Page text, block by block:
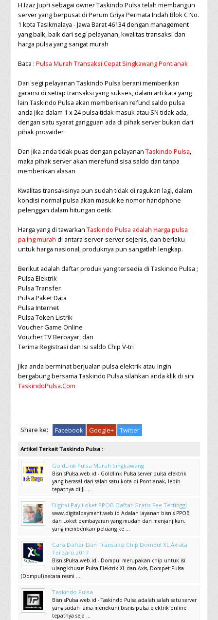
H.Izaz Jupri sebagai owner Taskindo Pulsa telah membangun
server yang berpusat di Perum Griya Permata Indah Blok C No.
1 kota Tasikmalaya - Jawa Barat 46134 dengan management
yang baik, baik dari segi pelayanan, kwalitas transaksi dan
harga pulsa yang sangat murah
Baca :Pulsa Murah Transaksi Cepat Singkawang Pontianak
Dari segi pelayanan Taskindo Pulsa berani memberikan
garansi di setiap transaksi yang sukses, dalam arti kata yang
lain Taskindo Pulsa akan memberikan refund saldo pulsa
anda jika dalam 1 x 24 pulsa tidak masuk atau SN tidak ada,
dengan satu syarat gangguan ada di pihak server bukan dari
pihak provaider
Dan jika anda tidak puas dengan pelayananTaskindo Pulsa,
maka pihak server akan merefund sisa saldo dan tanpa
memberikan alasan
Kwalitas transaksinya pun sudah tidak di ragukan lagi, dalam
kondisi normal pulsa akan masuk ke nomor handphone
pelenggan dalam hitungan detik
Harga yang di tawarkanTaskindo Pulsa adalah Harga pulsa
paling murah di antara server-server sejenis, dan berlaku
untuk harga nasional, produknya pun sangatlah lengkap.
Berikut adalah daftar produk yang tersedia di Taskindo Pulsa ;
Pulsa Elektrik
Pulsa Transfer
Pulsa Paket Data
Pulsa Internet
Pulsa Token Listrik
Voucher Game Online
Voucher TV Berbayar, dan
Terima Registrasi dan Isi saldo Chip V-tri
Jika anda berminat berjualan pulsa elektrik atau ingin
bergabung bersama Taskindo Pulsa silahkan anda klik di sini
TaskindoPulsa.Com
Share ke: Facebook Google+ Twitter
Artikel Terkait Taskindo Pulsa :
GoldLink Pulsa Murah Singkawang
BisnisPulsa.web.id - Goldlink Pulsa server pulsa elektrik
yang berasal dari salah satu kota di Pontianak, lebih
tepatnya di Jl. ...
Digital Pay Loket PPOB Daftar Gratis Fee Tertinggi
www.digitalpayment.web.id Adalah layanan bisnis PPOB
dan Loket pembayaran yang mudah dan menjanjikan,
yang memberikan peluang ke ...
Cara Daftar Dan Transaksi Chip Dompul XL Axiata
Terbaru 2017
BisnisPulsa.web.id - Dompul merupakan chip untuk isi
ulang khusus Pulsa Elektrik XL dan Axis, Dompet Pulsa
(Dompul) secara resmi ...
Taskindo Pulsa
BisnisPulsa.web.id - Taskindo Pulsa adalah salah satu server
yang sudah lama menekuni bisnis pulsa elektrik online
tepatnya seja ...